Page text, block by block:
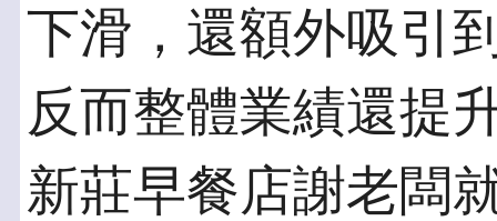
下滑，還額外吸引
反而整體業績還提
新莊早餐店謝老闆